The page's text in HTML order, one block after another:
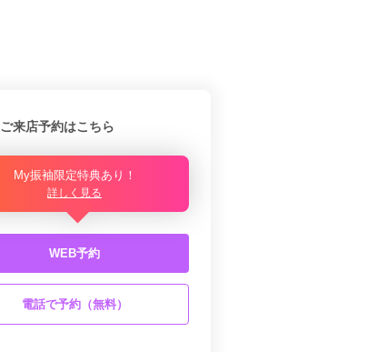
ご来店予約はこちら
My振袖限定特典あり！
詳しく見る
WEB予約
電話で予約（無料）